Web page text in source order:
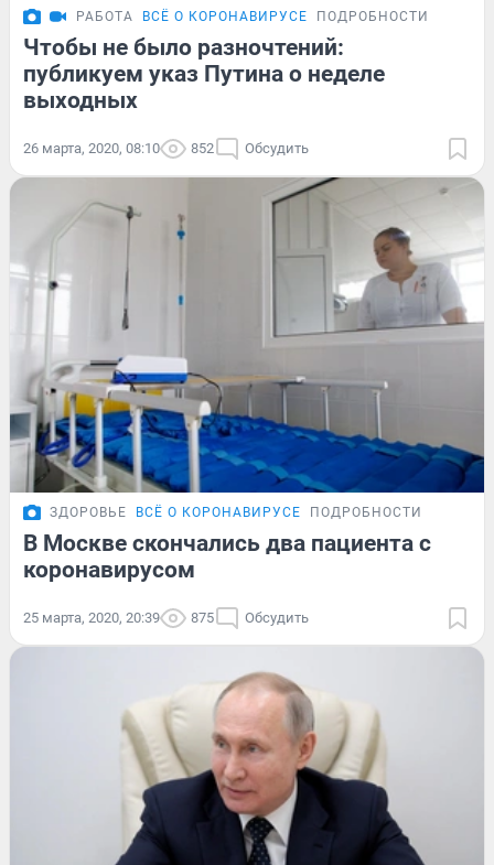
РАБОТА ВСЁ О КОРОНАВИРУСЕ ПОДРОБНОСТИ
Чтобы не было разночтений:
публикуем указ Путина о неделе
выходных
26 марта, 2020, 08:10 852 Обсудить
ЗДОРОВЬЕ ВСЁ О КОРОНАВИРУСЕ ПОДРОБНОСТИ
В Москве скончались два пациента с
коронавирусом
25 марта, 2020, 20:39 875 Обсудить